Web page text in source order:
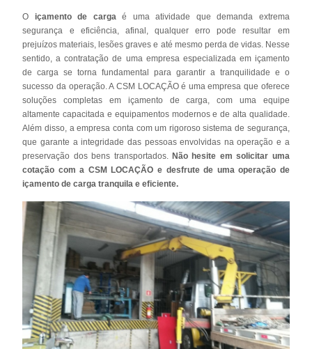
O içamento de carga é uma atividade que demanda extrema
segurança e eficiência, afinal, qualquer erro pode resultar em
prejuízos materiais, lesões graves e até mesmo perda de vidas. Nesse
sentido, a contratação de uma empresa especializada em içamento
de carga se torna fundamental para garantir a tranquilidade e o
sucesso da operação. A CSM LOCAÇÃO é uma empresa que oferece
soluções completas em içamento de carga, com uma equipe
altamente capacitada e equipamentos modernos e de alta qualidade.
Além disso, a empresa conta com um rigoroso sistema de segurança,
que garante a integridade das pessoas envolvidas na operação e a
preservação dos bens transportados. Não hesite em solicitar uma
cotação com a CSM LOCAÇÃO e desfrute de uma operação de
içamento de carga tranquila e eficiente.